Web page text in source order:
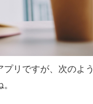
リですが、次のよう